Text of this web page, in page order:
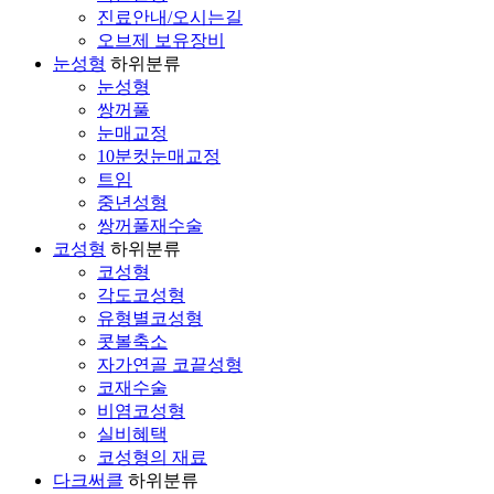
진료안내/오시는길
오브제 보유장비
눈성형 하위분류
눈성형
쌍꺼풀
눈매교정
10분컷눈매교정
트임
중년성형
쌍꺼풀재수술
코성형 하위분류
코성형
각도코성형
유형별코성형
콧볼축소
자가연골 코끝성형
코재수술
비염코성형
실비혜택
코성형의 재료
다크써클 하위분류